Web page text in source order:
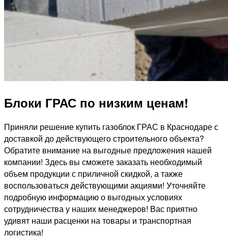
Блоки ГРАС по низким ценам!
Приняли решение купить газоблок ГРАС в Краснодаре с
доставкой до действующего строительного объекта?
Обратите внимание на выгодные предложения нашей
компании! Здесь вы сможете заказать необходимый
объем продукции с приличной скидкой, а также
воспользоваться действующими акциями! Уточняйте
подробную информацию о выгодных условиях
сотрудничества у наших менеджеров! Вас приятно
удивят наши расценки на товары и транспортная
логистика!